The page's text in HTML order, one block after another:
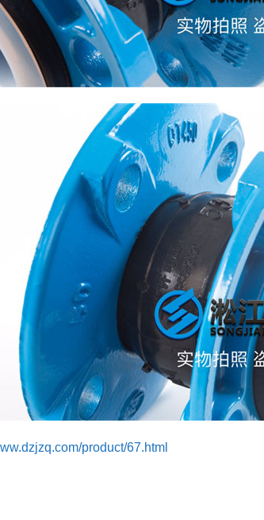
product/67.html